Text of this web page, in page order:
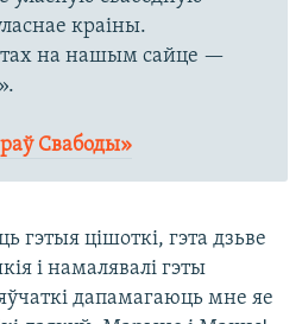
краіны.
на нашым сайце —
Свабоды»
гэтыя цішоткі, гэта дзьве
і намалявалі гэты
дапамагаюць мне яе